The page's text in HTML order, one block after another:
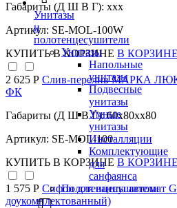
Унитазы
и
полотенцесушители
Унитазы
Напольные
унитазы
Подвесные
унитазы
Умные
унитазы
Инсталляции
Комплектующие
для
санфаянса
Полотенцесушители
Габариты (Д Ш В Г): xxx
Артикул: SE-MOL-100W
КУПИТЬ В КОРЗИНЕ В КОРЗИНЕ
2 625 Р Слив-перелив МАРКА
ФК
Габариты (Д Ш В Г): 60x80xx80
Артикул: SE-MOL-100
КУПИТЬ В КОРЗИНЕ В КОРЗИНЕ
1 575 Р Сифон для ванны автомат
доукомплектованный)